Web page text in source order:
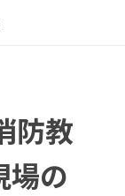
防教
場の